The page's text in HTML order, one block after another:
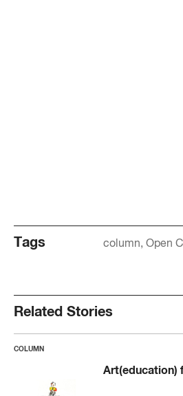
Tags column Open
Related Stories
COLUMN
Art(education)